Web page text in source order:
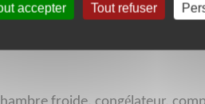
é
accepter Tout refuser